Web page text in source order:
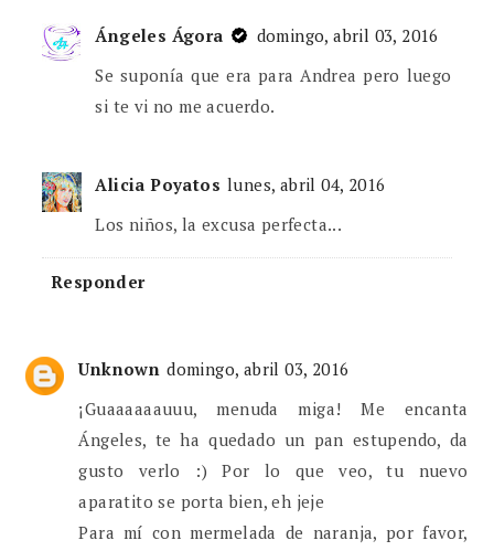
Ángeles Ágora
domingo, abril 03, 2016
Se suponía que era para Andrea pero luego
si te vi no me acuerdo.
Alicia Poyatos lunes, abril 04, 2016
Los niños, la excusa perfecta...
Responder
Unknown domingo, abril 03, 2016
¡Guaaaaaauuu, menuda miga! Me encanta
Ángeles, te ha quedado un pan estupendo, da
gusto verlo :) Por lo que veo, tu nuevo
aparatito se porta bien, eh jeje
Para mí con mermelada de naranja, por favor,